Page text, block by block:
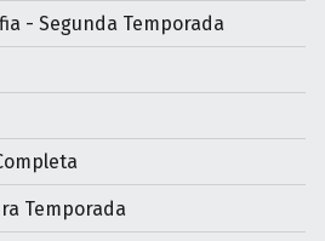
- Segunda Temporada
Temporada